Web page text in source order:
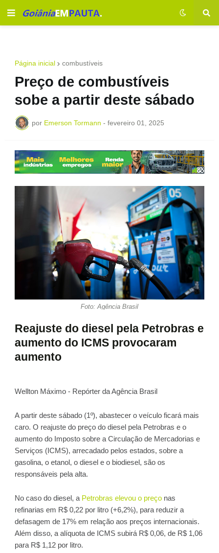
Página inicial combustíveis
Preço de combustíveis
sobe a partir deste sábado
por Emerson Tormann - fevereiro 01, 2025
Foto: Agência Brasil
Reajuste do diesel pela Petrobras e
aumento do ICMS provocaram
aumento
Wellton Máximo - Repórter da Agência Brasil
A partir deste sábado (1º), abastecer o veículo ficará mais
caro. O reajuste do preço do diesel pela Petrobras e o
aumento do Imposto sobre a Circulação de Mercadorias e
Serviços (ICMS), arrecadado pelos estados, sobre a
gasolina, o etanol, o diesel e o biodiesel, são os
responsáveis pela alta.
No caso do diesel, a Petrobras elevou o preço nas
refinarias em R$ 0,22 por litro (+6,2%), para reduzir a
defasagem de 17% em relação aos preços internacionais.
Além disso, a alíquota de ICMS subirá R$ 0,06, de R$ 1,06
para R$ 1,12 por litro.